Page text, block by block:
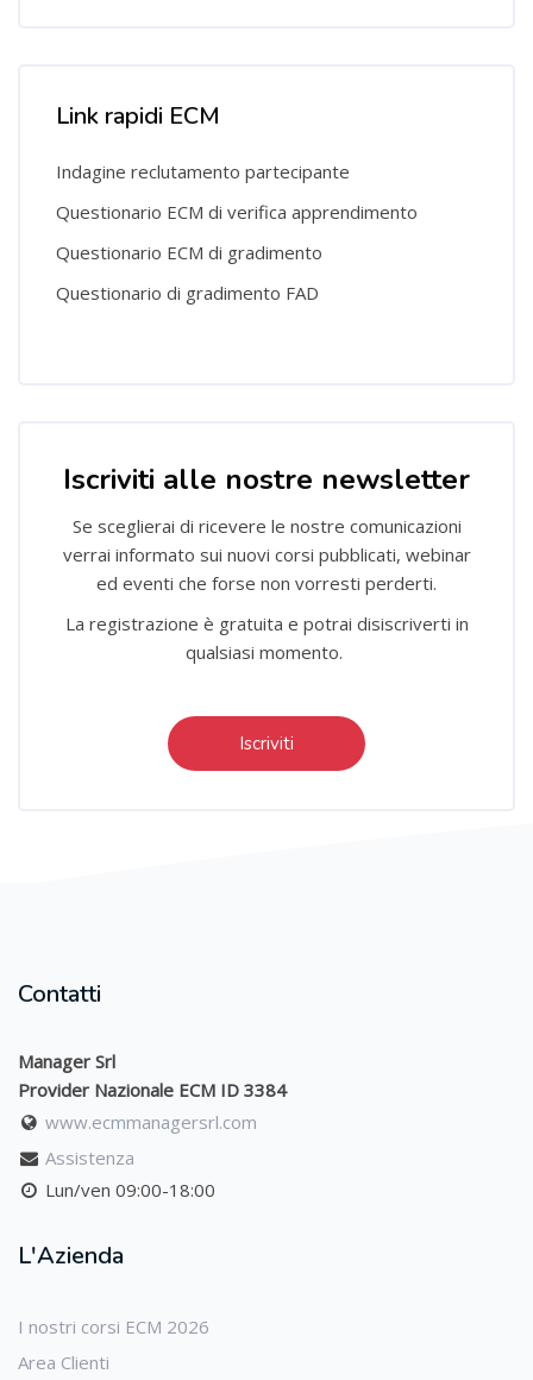
Link rapidi ECM
Indagine reclutamento partecipante
Questionario ECM di verifica apprendimento
Questionario ECM di gradimento
Questionario di gradimento FAD
Iscriviti alle nostre newsletter
Se sceglierai di ricevere le nostre comunicazioni
verrai informato sui nuovi corsi pubblicati, webinar
ed eventi che forse non vorresti perderti.
La registrazione è gratuita e potrai disiscriverti in
qualsiasi momento.
Iscriviti
Contatti
Manager Srl
Provider Nazionale ECM ID 3384
www.ecmmanagersrl.com
Assistenza
Lun/ven 09:00-18:00
L'Azienda
I nostri corsi ECM 2026
Area Clienti